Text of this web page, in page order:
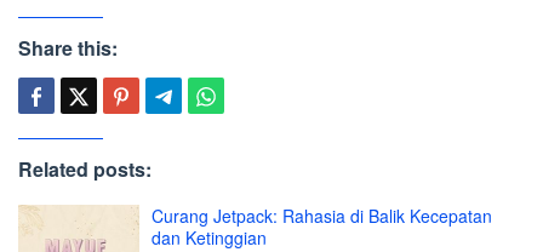
Share this:
Related posts:
Curang Jetpack: Rahasia di Balik Kecepatan
dan Ketinggian